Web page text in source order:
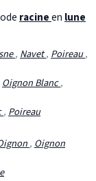
racineen lune
,Navet,Poireau,
Oignon Blanc,
,Poireau
,Oignon